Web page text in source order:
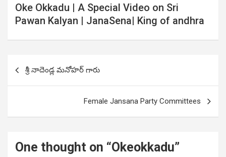
Oke Okkadu | A Special Video on Sri
Pawan Kalyan | JanaSena| King of andhra
navigation
శ్రీ నాదెండ్ల మనోహర్ గారు
Female Jansana Party Committees
One thought on “Okeokkadu”